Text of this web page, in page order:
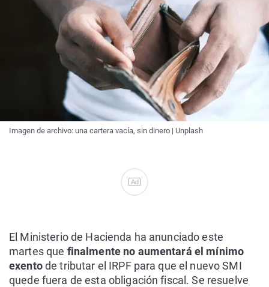
Imagen de archivo: una cartera vacía, sin dinero | Unplash
Ad
El Ministerio de Hacienda ha anunciado este
martes que finalmente no aumentará el mínimo
exentode tributar el IRPF para que el nuevo SMI
quede fuera de esta obligación fiscal. Se resuelve